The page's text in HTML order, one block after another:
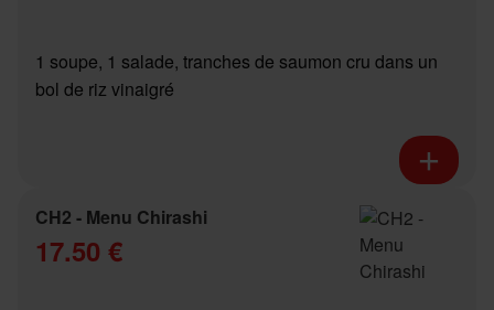
1 soupe, 1 salade, tranches de saumon cru dans un
bol de riz vinaigré
CH2 - Menu Chirashi
17.50 €